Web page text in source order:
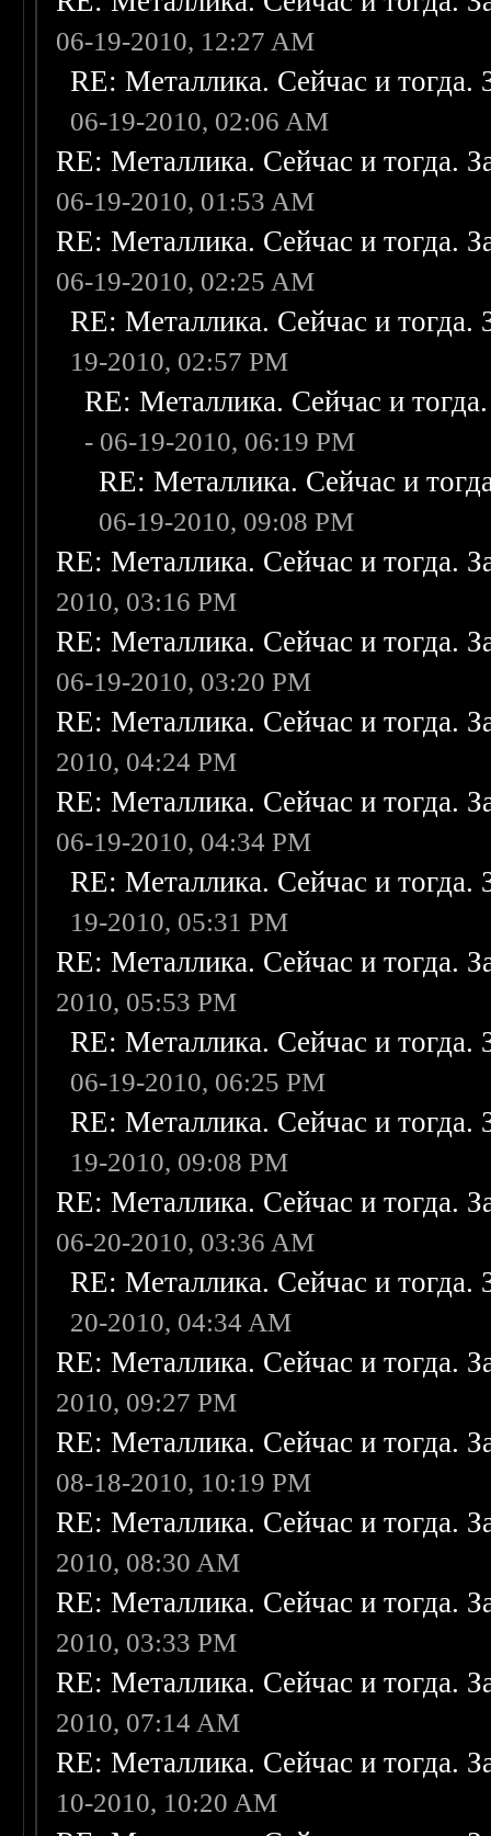
06-19-2010, 12:27 AM
RE: Металлика. Сейчас и
06-19-2010, 02:06 AM
RE: Металлика. Сейчас и тогда.
06-19-2010, 01:53 AM
RE: Металлика. Сейчас и тогда.
06-19-2010, 02:25 AM
RE: Металлика. Сейчас и
19-2010, 02:57 PM
RE: Металлика. Сейчас и
- 06-19-2010, 06:19 PM
RE: Металлика. Сейчас и
06-19-2010, 09:08 PM
RE: Металлика. Сейчас и тогда.
2010, 03:16 PM
RE: Металлика. Сейчас и тогда.
06-19-2010, 03:20 PM
RE: Металлика. Сейчас и тогда.
2010, 04:24 PM
RE: Металлика. Сейчас и тогда.
06-19-2010, 04:34 PM
RE: Металлика. Сейчас и
19-2010, 05:31 PM
RE: Металлика. Сейчас и тогда.
2010, 05:53 PM
RE: Металлика. Сейчас и
06-19-2010, 06:25 PM
RE: Металлика. Сейчас и
19-2010, 09:08 PM
RE: Металлика. Сейчас и тогда.
06-20-2010, 03:36 AM
RE: Металлика. Сейчас и
20-2010, 04:34 AM
RE: Металлика. Сейчас и тогда.
2010, 09:27 PM
RE: Металлика. Сейчас и тогда.
08-18-2010, 10:19 PM
RE: Металлика. Сейчас и тогда.
2010, 08:30 AM
RE: Металлика. Сейчас и тогда.
2010, 03:33 PM
RE: Металлика. Сейчас и тогда.
2010, 07:14 AM
RE: Металлика. Сейчас и тогда.
10-2010, 10:20 AM